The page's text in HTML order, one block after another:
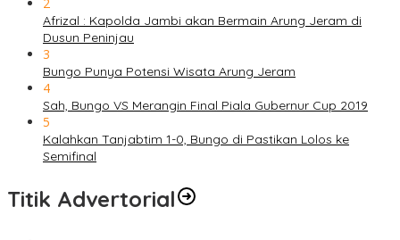
Afrizal : Kapolda Jambi akan Bermain Arung Jeram di
Dusun Peninjau
3
Bungo Punya Potensi Wisata Arung Jeram
4
Sah, Bungo VS Merangin Final Piala Gubernur Cup 2019
5
Kalahkan Tanjabtim 1-0, Bungo di Pastikan Lolos ke
Semifinal
Titik Advertorial